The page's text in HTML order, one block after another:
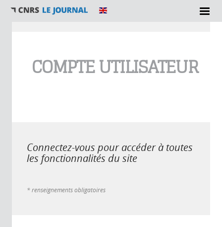
COMPTE UTILISATEUR
Connectez-vous pour accéder à toutes
les fonctionnalités du site
* renseignements obligatoires